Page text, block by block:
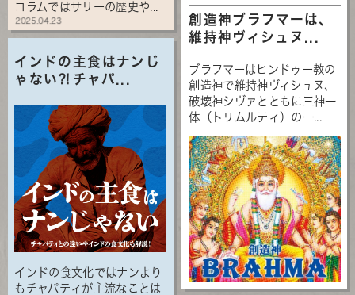
コラムではサリーの歴史や...
2025.04.23
インドの主食はナンじ
ゃない⁈チャパ...
インドの食文化ではナンより
もチャパティが主流なことは
創造神ブラフマーは、
維持神ヴィシュヌ...
ブラフマーはヒンドゥー教の
創造神で維持神ヴィシュヌ、
破壊神シヴァとともに三神一
体（トリムルティ）の一...